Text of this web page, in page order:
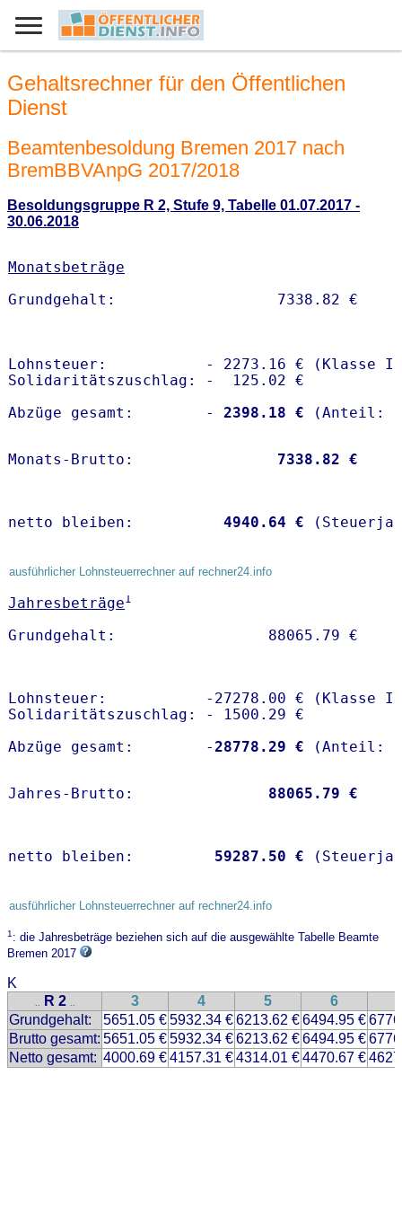
Gehaltsrechner für den Öffentlichen
Dienst
Beamtenbesoldung Bremen 2017 nach
BremBBVAnpG 2017/2018
Besoldungsgruppe R 2, Stufe 9, Tabelle 01.07.2017 -
30.06.2018
Monatsbeträge
Lohnsteuer:           - 2273.16 € (Klasse I)
Solidaritätszuschlag: -  125.02 €
Abzüge gesamt:        -
2398.18 €
Monats-Brutto: 7338.82 €
netto bleiben: 4940.64 €
ausführlicher Lohnsteuerrechner auf rechner24.info
Jahresbeträge1
Lohnsteuer:           -27278.00 € (Klasse I)
Solidaritätszuschlag: - 1500.29 €
Abzüge gesamt:        -28778.29 €
Jahres-Brutto: 88065.79 €
netto bleiben: 59287.50 €
ausführlicher Lohnsteuerrechner auf rechner24.info
1: die Jahresbeträge beziehen sich auf die ausgewählte Tabelle Beamte
Bremen 2017
K
.. R 2 .. 3 4 5 6
Grundgehalt:
5651.05 €5932.34 €6213.62 €6494.95 €
Brutto gesamt: 5651.05 €5932.34 €6213.62 €6494.95 €
Netto gesamt: 4000.69 €4157.31 €4314.01 €4470.67 €